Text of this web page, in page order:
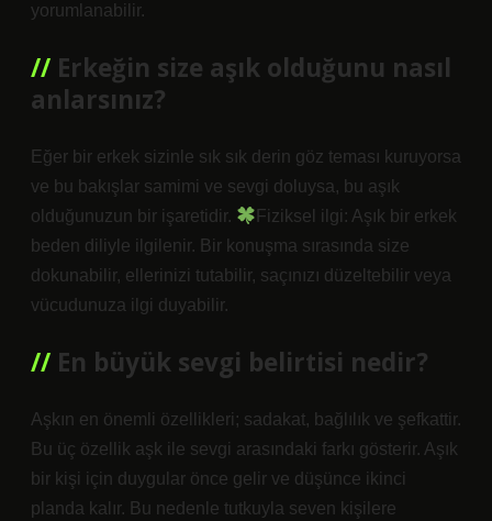
yorumlanabilir.
Erkeğin size aşık olduğunu nasıl
anlarsınız?
Eğer bir erkek sizinle sık sık derin göz teması kuruyorsa
ve bu bakışlar samimi ve sevgi doluysa, bu aşık
olduğunuzun bir işaretidir.
Fiziksel ilgi: Aşık bir erkek
beden diliyle ilgilenir. Bir konuşma sırasında size
dokunabilir, ellerinizi tutabilir, saçınızı düzeltebilir veya
vücudunuza ilgi duyabilir.
En büyük sevgi belirtisi nedir?
Aşkın en önemli özellikleri; sadakat, bağlılık ve şefkattir.
Bu üç özellik aşk ile sevgi arasındaki farkı gösterir. Aşık
bir kişi için duygular önce gelir ve düşünce ikinci
planda kalır. Bu nedenle tutkuyla seven kişilere